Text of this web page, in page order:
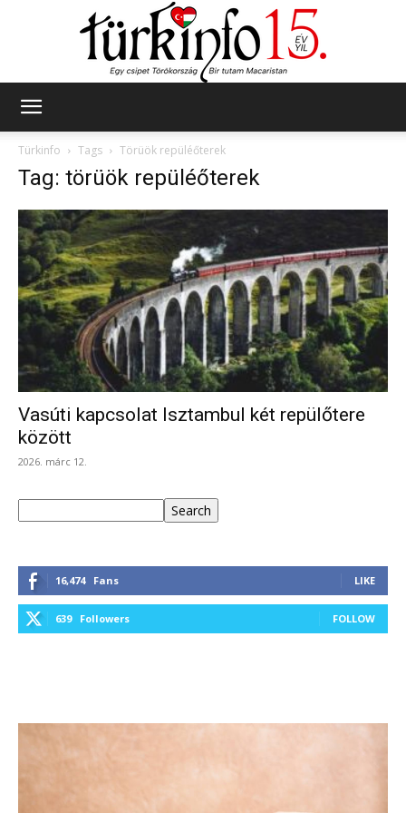
Türkinfo
Tags Törüök repüléőterek
Tag: törüök repüléőterek
Vasúti kapcsolat Isztambul két repülőtere
között
2026. márc 12.
Search
16,474 Fans LIKE
639 Followers FOLLOW